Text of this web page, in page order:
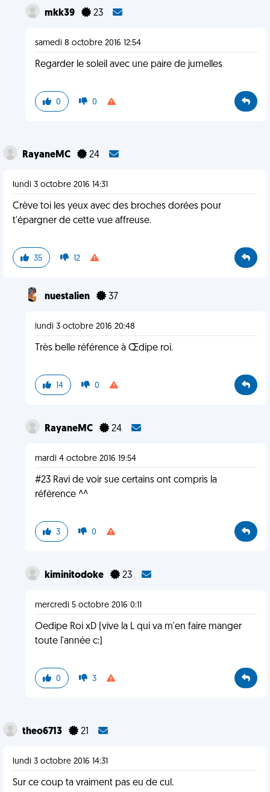
mkk39 23
samedi 8 octobre 2016 12:54
Regarder le soleil avec une paire de jumelles
0 0
RayaneMC 24
lundi 3 octobre 2016 14:31
Crève toi les yeux avec des broches dorées pour
t'épargner de cette vue affreuse.
35 12
nuestalien 37
lundi 3 octobre 2016 20:48
Très belle référence à Œdipe roi.
14 0
RayaneMC 24
mardi 4 octobre 2016 19:54
#23 Ravi de voir sue certains ont compris la
référence ^^
3 0
kiminitodoke 23
mercredi 5 octobre 2016 0:11
Oedipe Roi xD (vive la L qui va m'en faire manger
toute l'année c:)
0 3
theo6713 21
lundi 3 octobre 2016 14:31
Sur ce coup ta vraiment pas eu de cul.